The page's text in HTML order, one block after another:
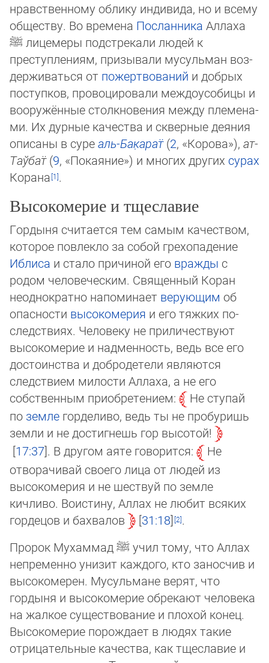
нравственному облику индивида, но и всему
обществу. Во времена Посланника Аллаха
ﷺ лицемеры подстрекали людей к
преступлениям, призывали мусульман воз­
дер­жи­вать­ся от пожертвований и добрых
поступков, провоцировали междоусобицы и
во­ору­жён­ные столкновения между пле­ме­на­
ми. Их дурные качества и скверные деяния
описаны в суреаль-Ба­к̣а­рат̈(2, «Ко­ро­ва»), ат-
Таў­бат̈(9, «По­кая­ние») и мно­гих дру­гих сурах
Корана
.
Высокомерие и тщеславие
Гордыня считается тем самым качеством,
которое повлекло за собой грехопадение
Иблиса и стало причиной его вражды с
родом человеческим. Священный Коран
неоднократно напоминает верующим об
опасности высокомерия и его тяжких по­
следствиях. Человеку не приличествуют
высокомерие и надменность, ведь все его
достоинства и добродетели являются
следствием милости Аллаха, а не его
собственным приобретением:
Не ступай
по земле горделиво, ведь ты не пробуришь
земли и не достигнешь гор высотой!
17:37 . В другом аяте говорится:
Не
отворачивай своего лица от людей из
высоко­мерия и не шествуй по земле
кичливо. Воистину, Аллах не любит всяких
гордецов и бахвалов
31:18
.
Пророк Мухаммад ﷺучил тому, что Аллах
непременно унизит каждого, кто заносчив и
высокомерен. Мусульмане верят, что
гордыня и высокомерие обрекают человека
на жалкое существование и плохой конец.
Высокомерие порождает в людях такие
отрицательные качества, как тщеславие и